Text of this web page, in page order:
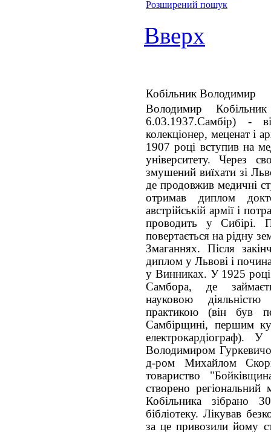
Розширений пошук
Вверх
Кобільник Володимир
Володимир
6.03.1937.Самбір) -
колекціонер, меценат і
1907 році вступив на
університету. Через
змушений виїхати зі
де продовжив медичні
отримав диплом
австрійській армії і
проводить у Сибірі.
повертається на рідну
Змаганнях. Після
диплом у Львові і
у Винниках. У 1925
Самбора, де
науковою
практикою (він був
Самбірщині, першим
Володимиром
д-ром Михайлом
товариство
створено
Кобільника зібрано
бібліотеку. Лікував
за це привозили йому